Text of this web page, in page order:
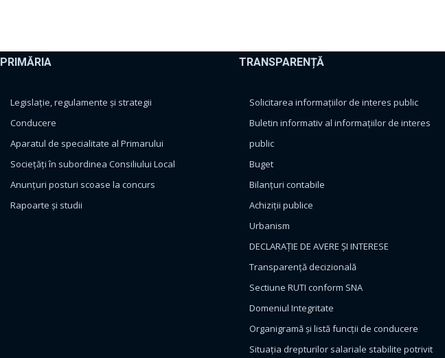
PRIMĂRIA
Legislație, regulamente și strategii
Conducere
Aparatul de specialitate al Primarului
Sociețăți în subordinea Consiliului Local
Anunțuri posturi scoase la concurs
Rapoarte și studii
TRANSPARENȚĂ
Solicitarea informațiilor de interes public
Buletin informativ al informațiilor de interes
public
Buget
Bilanțuri contabile
Achiziții publice
Urbanism
DECLARAȚIE DE AVERE ȘI INTERESE
Transparență decizională
Sectiune RUTI conform SNA
Domeniul Integritate
Organigramă și listă funcții de conducere
Situația drepturilor salariale stabilite potrivit